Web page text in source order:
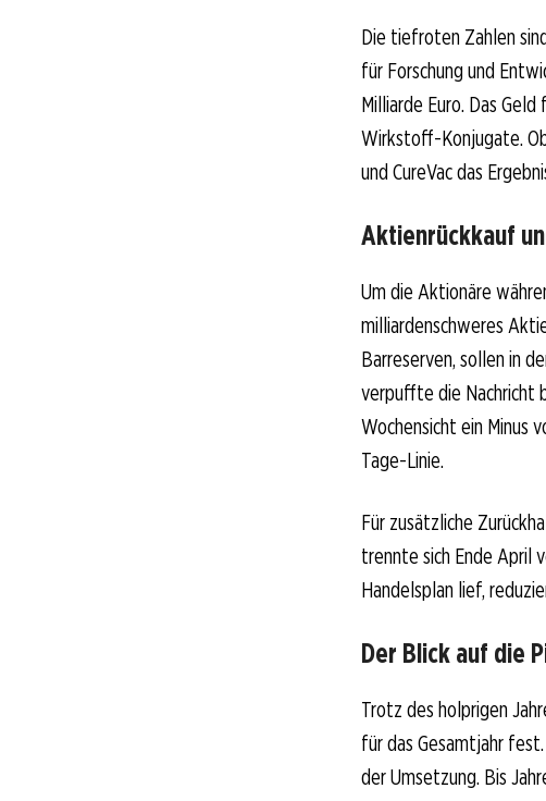
Die tiefroten Zahlen
für Forschung und
Milliarde Euro. Das
Wirkstoff-Konjugate.
und CureVac das
Aktienrückkauf
Um die Aktionäre
milliardenschweres
Barreserven, sollen in
verpuffte die Nachricht
Wochensicht ein Minus
Tage-Linie.
Für zusätzliche
trennte sich Ende April
Handelsplan lief,
Der Blick auf die
Trotz des holprigen
für das Gesamtjahr
der Umsetzung. Bis